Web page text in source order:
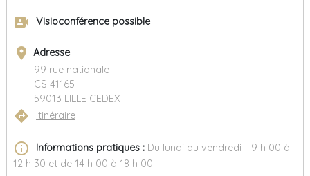
video_camera_front Visioconférence possible
place Adresse
99 rue nationale
CS 41165
59013 LILLE CEDEX
directions Itinéraire
info_outline Informations pratiques : Du lundi au vendredi - 9 h 00 à
12 h 30 et de 14 h 00 à 18 h 00